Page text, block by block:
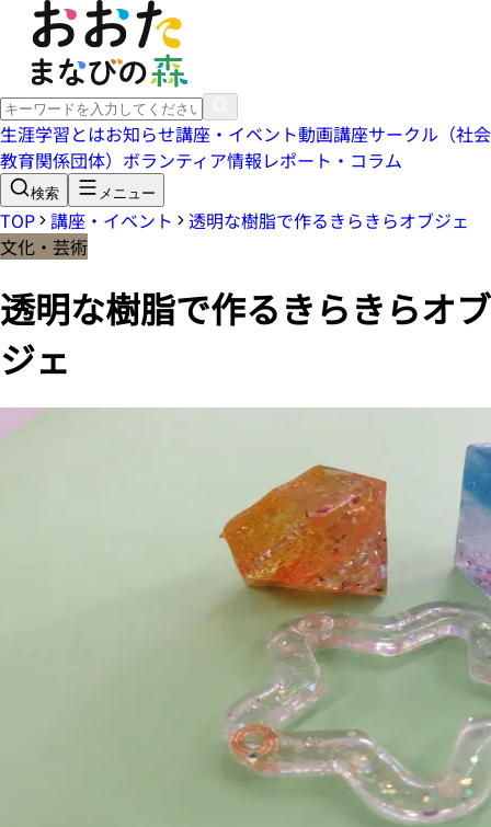
生涯学習とはお知らせ講座・イベント動画講座サークル（社会
教育関係団体） ボランティア情報レポート・コラム
検索 メニュー
TOP 講座・イベント
透明な樹脂で作るきらきらオブジェ
文化・芸術
透明な樹脂で作るきらきらオブ
ジェ